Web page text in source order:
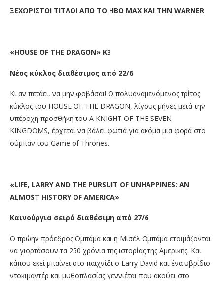
ΞΕΧΩΡΙΣΤΟΙ ΤΙΤΛΟΙ ΑΠΟ ΤΟ ΗΒΟ ΜΑΧ ΚΑΙ ΤΗΝ WARNER
«HOUSE OF THE DRAGON» Κ3
Νέος κύκλος διαθέσιμος από 22/6
Κι αν πετάει, να μην φοβάσαι! Ο πολυαναμενόμενος τρίτος
κύκλος του HOUSE OF THE DRAGON, λίγους μήνες μετά την
υπέροχη προσθήκη του A KNIGHT OF THE SEVEN
KINGDOMS, έρχεται να βάλει φωτιά για ακόμα μια φορά στο
σύμπαν του Game of Thrones.
«LIFE, LARRY AND THE PURSUIT OF UNHAPPINES: AN
ALMOST HISTORY OF AMERICA»
Καινούργια σειρά διαθέσιμη από 27/6
Ο πρώην πρόεδρος Ομπάμα και η Μισέλ Ομπάμα ετοιμάζονται
να γιορτάσουν τα 250 χρόνια της ιστορίας της Αμερικής. Και
κάπου εκεί μπαίνει στο παιχνίδι ο Larry David και ένα υβρίδιο
ντοκιμαντέρ και μυθοπλασίας γεννιέται που ακούει στο